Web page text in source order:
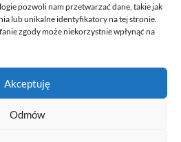
pozwoli nam przetwarzać dane, takie jak
lub unikalne identyfikatory na tej stronie.
zgody może niekorzystnie wpłynąć na
Akceptuję
Odmów
kobiet (uroda, moda, zdrowie)